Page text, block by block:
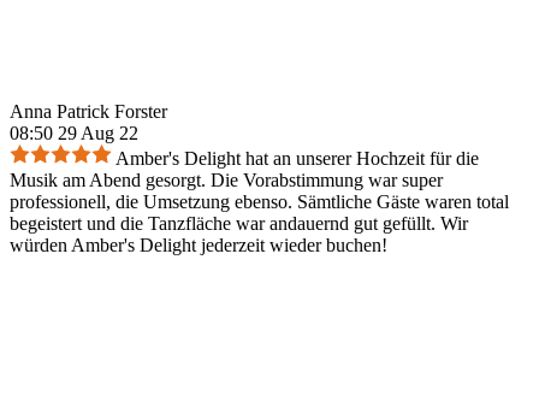
Anna Patrick Forster
08:50 29 Aug 22
Amber's Delight hat an unserer Hochzeit für die
Musik am Abend gesorgt. Die Vorabstimmung war super
professionell, die Umsetzung ebenso. Sämtliche Gäste waren total
begeistert und die Tanzfläche war andauernd gut gefüllt. Wir
würden Amber's Delight jederzeit wieder buchen!